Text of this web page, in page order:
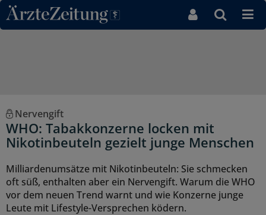
Direkt zum Inhaltsbereich
Nervengift
WHO: Tabakkonzerne locken mit
Nikotinbeuteln gezielt junge Menschen
Milliardenumsätze mit Nikotinbeuteln: Sie schmecken
oft süß, enthalten aber ein Nervengift. Warum die WHO
vor dem neuen Trend warnt und wie Konzerne junge
Leute mit Lifestyle-Versprechen ködern.